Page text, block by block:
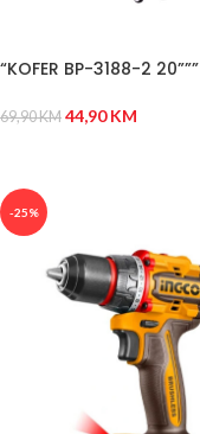
“KOFER BP-3188-2 20”””
69,90KM 44,90KM
-25%